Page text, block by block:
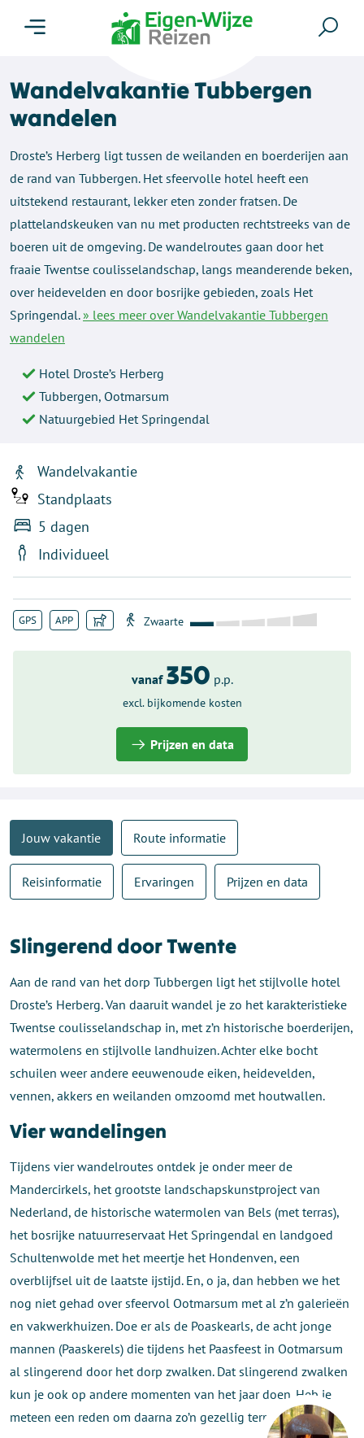
Wandelvakantie Tubbergen
wandelen
Droste’s Herberg ligt tussen de weilanden en boerderijen aan
de rand van Tubbergen. Het sfeervolle hotel heeft een
uitstekend restaurant, lekker eten zonder fratsen. De
plattelandskeuken van nu met producten rechtstreeks van de
boeren uit de omgeving. De wandelroutes gaan door het
fraaie Twentse coulisselandschap, langs meanderende beken,
over heidevelden en door bosrijke gebieden, zoals Het
Springendal.» lees meer over Wandelvakantie Tubbergen
wandelen
Hotel Droste’s Herberg
Tubbergen, Ootmarsum
Natuurgebied Het Springendal
GPS APP
Wandelvakantie
Standplaats
5 dagen
Individueel
vanaf 350 p.p.
excl. bijkomende kosten
Prijzen en data
Jouw vakantie Route informatie
Reisinformatie Ervaringen Prijzen en data
Slingerend door Twente
Aan de rand van het dorp Tubbergen ligt het stijlvolle hotel
Droste’s Herberg. Van daaruit wandel je zo het karakteristieke
Twentse coulisselandschap in, met z’n historische boerderijen,
watermolens en stijlvolle landhuizen. Achter elke bocht
schuilen weer andere eeuwenoude eiken, heidevelden,
vennen, akkers en weilanden omzoomd met houtwallen.
Vier wandelingen
Tijdens vier wandelroutes ontdek je onder meer de
Mandercirkels, het grootste landschapskunstproject van
Nederland, de historische watermolen van Bels (met terras),
het bosrijke natuurreservaat Het Springendal en landgoed
Schultenwolde met het meertje het Hondenven, een
overblijfsel uit de laatste ijstijd. En, o ja, dan hebben we het
nog niet gehad over sfeervol Ootmarsum met al z’n galerieën
en vakwerkhuizen. Doe er als de Poaskearls, de acht jonge
mannen (Paaskerels) die tijdens het Paasfeest in Ootmarsum
al slingerend door het dorp zwalken. Dat slingerend zwalken
kun je ook op andere momenten van het jaar doen. Heb je
meteen een reden om daarna zo’n gezellig terrasje te pakken.